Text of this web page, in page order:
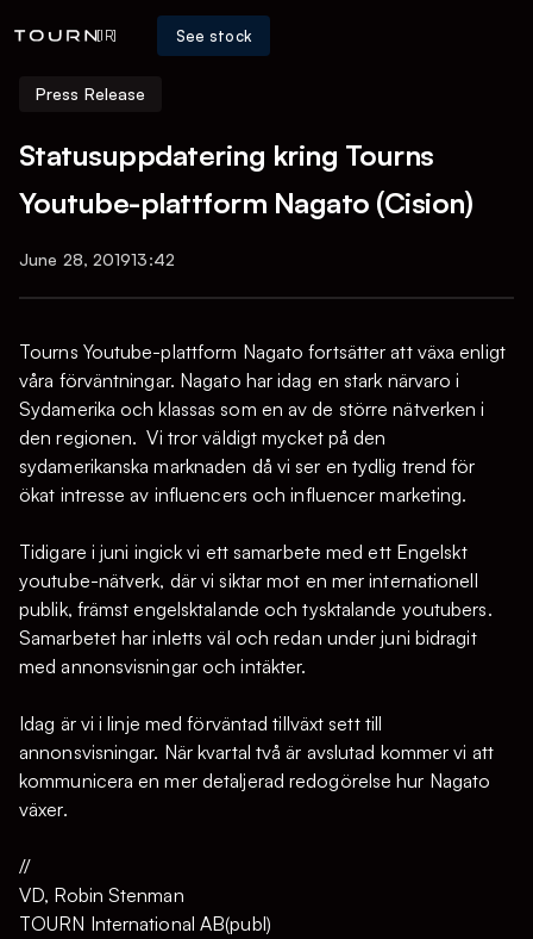
[IR] See stock
Press Release
Statusuppdatering kring Tourns
Youtube-plattform Nagato (Cision)
June 28, 201913:42
Tourns Youtube-plattform Nagato fortsätter att växa enligt
våra förväntningar. Nagato har idag en stark närvaro i
Sydamerika och klassas som en av de större nätverken i
den regionen. Vi tror väldigt mycket på den
sydamerikanska marknaden då vi ser en tydlig trend för
ökat intresse av influencers och influencer marketing.
Tidigare i juni ingick vi ett samarbete med ett Engelskt
youtube-nätverk, där vi siktar mot en mer internationell
publik, främst engelsktalande och tysktalande youtubers.
Samarbetet har inletts väl och redan under juni bidragit
med annonsvisningar och intäkter.
Idag är vi i linje med förväntad tillväxt sett till
annonsvisningar. När kvartal två är avslutad kommer vi att
kommunicera en mer detaljerad redogörelse hur Nagato
växer.
//
VD, Robin Stenman
TOURN International AB(publ)